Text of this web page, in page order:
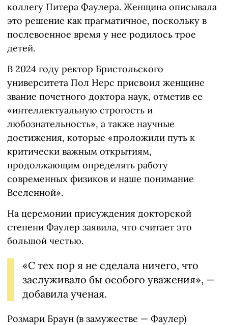
коллегу Питера Фаулера. Женщина описывала
это решение как прагматичное, поскольку в
послевоенное время у нее родилось трое
детей.
В 2024 году ректор Бристольского
университета Пол Нерс присвоил женщине
звание почетного доктора наук, отметив ее
«интеллектуальную строгость и
любознательность», а также научные
достижения, которые «проложили путь к
критически важным открытиям,
продолжающим определять работу
современных физиков и наше понимание
Вселенной».
На церемонии присуждения докторской
степени Фаулер заявила, что считает это
большой честью.
«С тех пор я не сделала ничего, что
заслуживало бы особого уважения», —
добавила ученая.
Розмари Браун (в замужестве — Фаулер)